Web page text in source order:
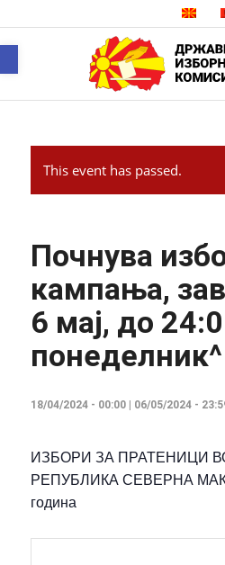
This event has passed.
Почнува
кампања,
6 мај, до
понеделник^
18/04/2024 - 00:00| 06/05/2024 -
ИЗБОРИ ЗА ПРАТЕНИЦИ
РЕПУБЛИКА СЕВЕРНА
година
Open toolbar